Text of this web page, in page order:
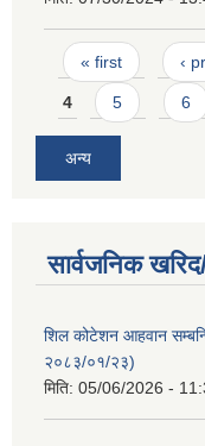
Pages
« first ‹
4 5 6
अन्य
सार्वजनिक
शिल कोटेशन आहवान
२०८३/०१/२३)
मिति: 05/06/2026 -